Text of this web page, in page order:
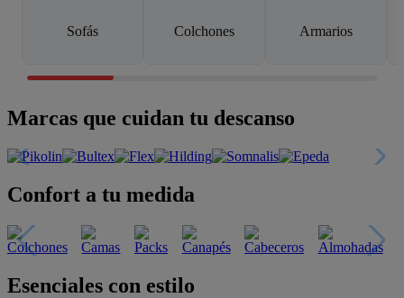
Sofás Colchones Armarios
Marcas que cuidan tu descanso
Confort a tu medida
Esenciales con estilo